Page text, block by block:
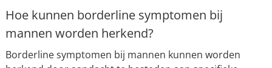
Hoe kunnen borderline symptomen bij
mannen worden herkend?
Borderline symptomen bij mannen kunnen worden